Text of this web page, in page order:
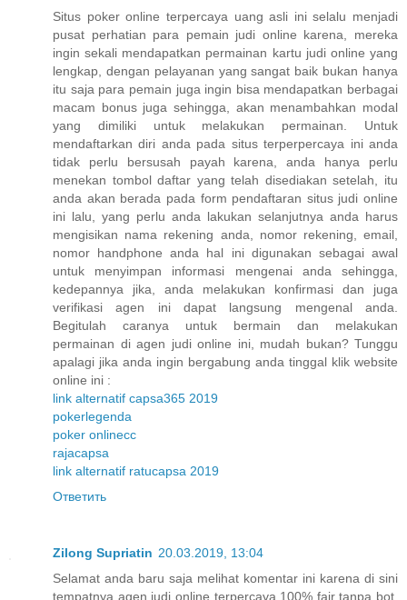
Situs poker online terpercaya uang asli ini selalu menjadi
pusat perhatian para pemain judi online karena, mereka
ingin sekali mendapatkan permainan kartu judi online yang
lengkap, dengan pelayanan yang sangat baik bukan hanya
itu saja para pemain juga ingin bisa mendapatkan berbagai
macam bonus juga sehingga, akan menambahkan modal
yang dimiliki untuk melakukan permainan. Untuk
mendaftarkan diri anda pada situs terperpercaya ini anda
tidak perlu bersusah payah karena, anda hanya perlu
menekan tombol daftar yang telah disediakan setelah, itu
anda akan berada pada form pendaftaran situs judi online
ini lalu, yang perlu anda lakukan selanjutnya anda harus
mengisikan nama rekening anda, nomor rekening, email,
nomor handphone anda hal ini digunakan sebagai awal
untuk menyimpan informasi mengenai anda sehingga,
kedepannya jika, anda melakukan konfirmasi dan juga
verifikasi agen ini dapat langsung mengenal anda.
Begitulah caranya untuk bermain dan melakukan
permainan di agen judi online ini, mudah bukan? Tunggu
apalagi jika anda ingin bergabung anda tinggal klik website
online ini :
link alternatif capsa365 2019
pokerlegenda
poker onlinecc
rajacapsa
link alternatif ratucapsa 2019
Ответить
Zilong Supriatin 20.03.2019, 13:04
Selamat anda baru saja melihat komentar ini karena di sini
tempatnya agen judi online terpercaya 100% fair tanpa bot,